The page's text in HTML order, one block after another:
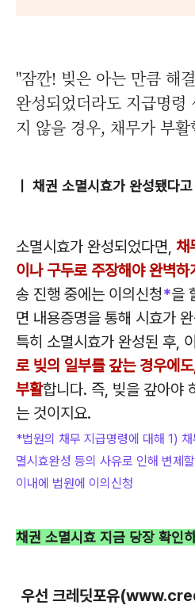
"잠깐! 빚은 아는 만큼 해
완성되었더라도 지급명령
지 않을 경우, 채무가 부
ㅣ 채권 소멸시효가 완성됐다
소멸시효가 완성되었다면, 채
이나 구두로 주장해야 완벽하
송 진행 중에는 이의신청*을
면 내용증명을 통해 시효가
특히 소멸시효가 완성된 후,
로 빚의 일부를 갚는 경우에
부활합니다. 즉, 빚을 갚아야
는 것이지요.
*법원의 채무 지급명령에 대해 1)
멸시효완성 등의 사유로 인해 변제
이내에 법원에 이의신청
채권 소멸시효 지금 당장 확인
우선 크레딧포유